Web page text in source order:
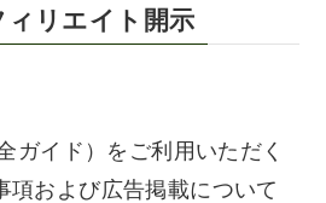
ィリエイト開示
ガイド）をご利用いただく
項および広告掲載について